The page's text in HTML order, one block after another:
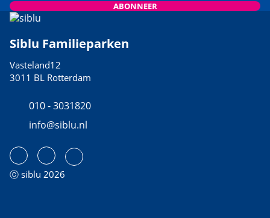
ABONNEER
Siblu Familieparken
Vasteland12
3011 BL Rotterdam
010 - 3031820
info@siblu.nl
ⓒ siblu 2026